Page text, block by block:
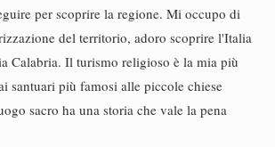
per scoprire la regione. Mi occupo di
del territorio, adoro scoprire l'Italia
Calabria. Il turismo religioso è la mia più
santuari più famosi alle piccole chiese
sacro ha una storia che vale la pena